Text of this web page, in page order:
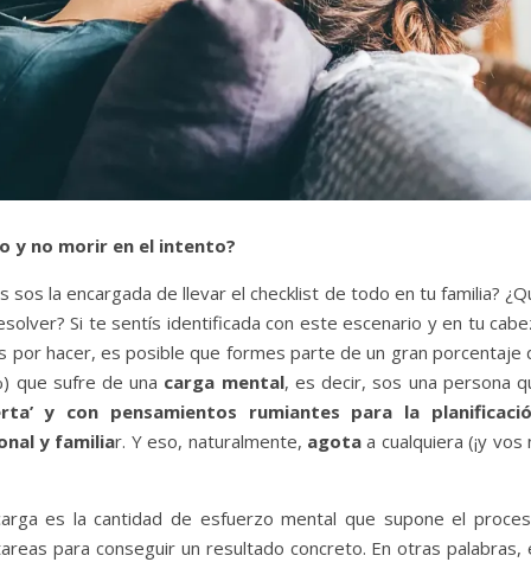
y no morir en el intento?
la encargada de llevar el checklist de todo en tu familia?
Si te sentís identificada con este escenario y en tu
por hacer, es posible que formes parte de un gran porcentaje
que sufre de una carga mental, es decir, sos una persona
y con pensamientos rumiantes para la
y familiar. Y eso, naturalmente, agotaa cualquiera (¡y vos
es la cantidad de esfuerzo mental que supone el
para conseguir un resultado concreto. En otras palabras,